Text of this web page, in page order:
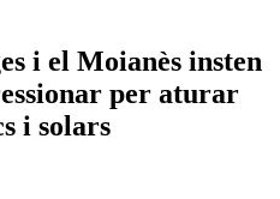
i el Moianès insten
per aturar
i solars